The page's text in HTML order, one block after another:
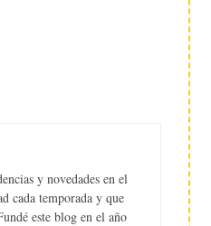
y novedades en el
cada temporada y que
este blog en el año